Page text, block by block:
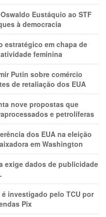
Eustáquio ao STF
à democracia
estratégico em chapa de
feminina
Putin sobre comércio
de retaliação dos EUA
nove propostas que
e petrolíferas
dos EUA na eleição
em Washington
exige dados de publicidade
investigado pelo TCU por
Pix